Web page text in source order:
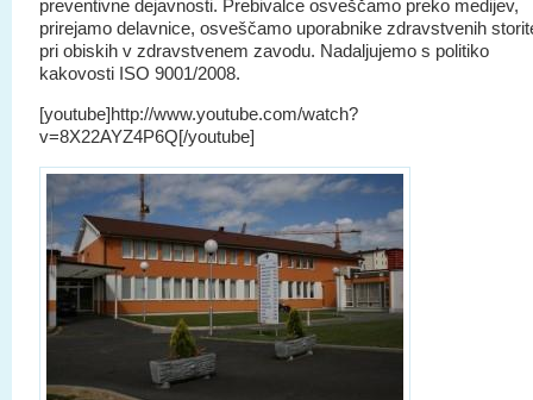
preventivne dejavnosti. Prebivalce osveščamo preko medijev,
prirejamo delavnice, osveščamo uporabnike zdravstvenih
pri obiskih v zdravstvenem zavodu. Nadaljujemo s politiko
kakovosti ISO 9001/2008.
[youtube]http://www.youtube.com/watch?
v=8X22AYZ4P6Q[/youtube]